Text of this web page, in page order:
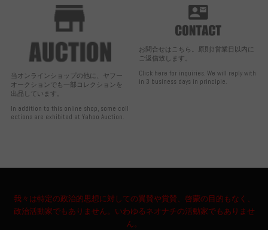
当オンラインショップの他に、ヤフー
オークションでも一部コレクションを
出品しています。
In addition to this online shop, some coll
ections are exhibited at Yahoo Auction.
お問合せはこちら。原則3営業日以内に
ご返信致します。
Click here for inquiries. We will reply with
in 3 business days in principle.
我々は特定の政治的思想に対しての翼賛や賞賛、啓蒙の目的もなく、
政治活動家でもありません。いわゆるネオナチの活動家でもありませ
ん。